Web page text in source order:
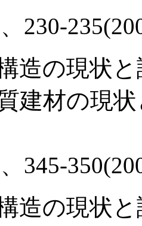
230-
造の現状と
建材の現
345-
造の現状と